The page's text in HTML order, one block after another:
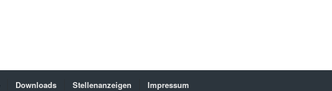
Downloads Stellenanzeigen Impressum